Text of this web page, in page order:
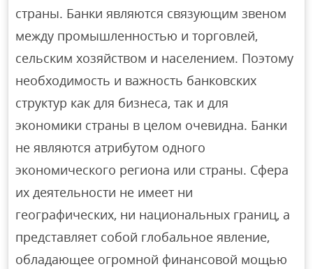
страны. Банки являются связующим звеном
между промышленностью и торговлей,
сельским хозяйством и населением. Поэтому
необходимость и важность банковских
структур как для бизнеса, так и для
экономики страны в целом очевидна. Банки
не являются атрибутом одного
экономического региона или страны. Сфера
их деятельности не имеет ни
географических, ни национальных границ, а
представляет собой глобальное явление,
обладающее огромной финансовой мощью